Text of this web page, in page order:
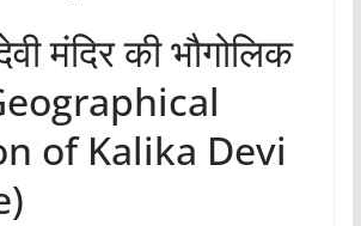
मंदिर की भौगोलिक
of Kalika Devi